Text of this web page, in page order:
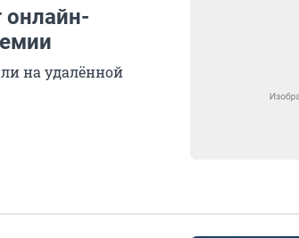
онлайн-
на удалённой